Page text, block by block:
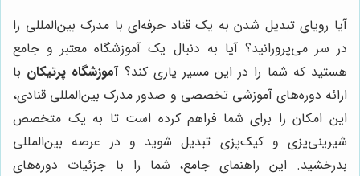
آیا رویای تبدیل شدن به یک قناد حرفه‌ای با مدرک بین‌المللی را
در سر می‌پرورانید؟ آیا به دنبال یک آموزشگاه معتبر و جامع
هستید که شما را در این مسیر یاری کند؟آموزشگاه پرتیکان با
ارائه دوره‌های آموزشی تخصصی و صدور مدرک بین‌المللی قنادی،
این امکان را برای شما فراهم کرده است تا به یک متخصص
شیرینی‌پزی و کیک‌پزی تبدیل شوید و در عرصه بین‌المللی
بدرخشید. این راهنمای جامع، شما را با جزئیات دوره‌های